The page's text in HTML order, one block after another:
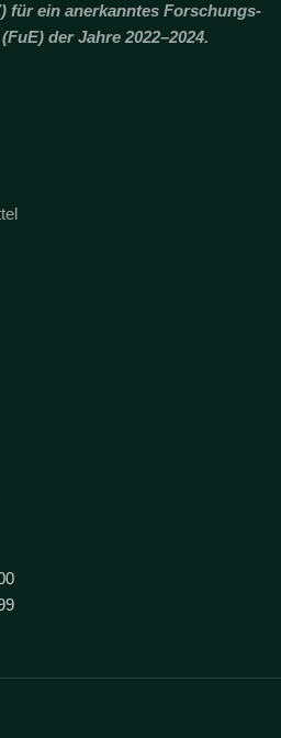
für ein anerkanntes Forschungs-
der Jahre 2022–2024.